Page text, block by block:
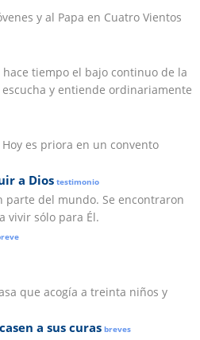
y al Papa en Cuatro Vientos
tiempo el bajo continuo de la
y entiende ordinariamente
es priora en un convento
a Diostestimonio
parte del mundo. Se encontraron
vivir sólo para Él.
que acogía a treinta niños y
a sus curasbreves